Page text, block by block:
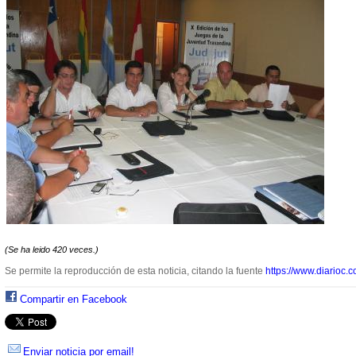
(Se ha leido 420 veces.)
Se permite la reproducción de esta noticia, citando la fuente https://
Compartir en Facebook
Enviar noticia por email!